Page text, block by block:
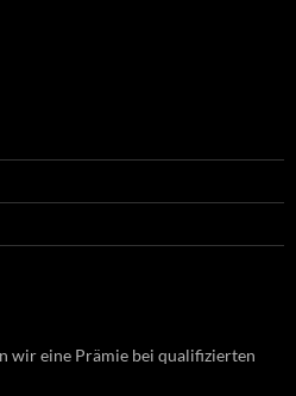
wir eine Prämie bei qualifizierten